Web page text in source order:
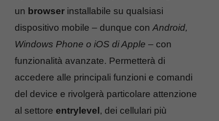
un browser installabile su qualsiasi
dispositivo mobile – dunque con Android,
Windows Phone o iOS di Apple – con
funzionalità avanzate. Permetterà di
accedere alle principali funzioni e comandi
del device e rivolgerà particolare attenzione
al settore entrylevel , dei cellulari più